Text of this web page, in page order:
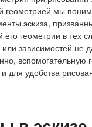
геометрией мы
эскиза,
геометрии в тех
зависимостей не
и для удобства